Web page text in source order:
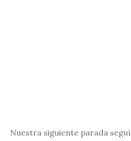
Nuestra siguiente parada